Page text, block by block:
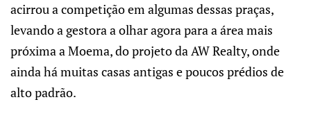
acirrou a competição em algumas dessas praças,
levando a gestora a olhar agora para a área mais
próxima a Moema, do projeto da AW Realty, onde
ainda há muitas casas antigas e poucos prédios de
alto padrão.